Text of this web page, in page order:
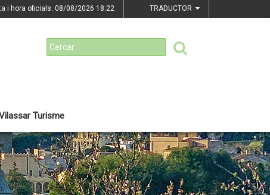
i hora oficials: 08/08/2026 18:22 TRADUCTOR
Turisme